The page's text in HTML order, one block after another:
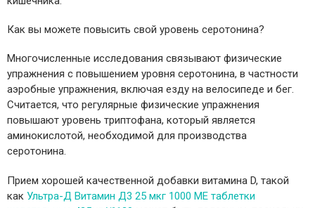
Как вы можете повысить свой уровень серотонина?
Многочисленные исследования связывают физические
упражнения с повышением уровня серотонина, в частности
аэробные упражнения, включая езду на велосипеде и бег.
Считается, что регулярные физические упражнения
повышают уровень триптофана, который является
аминокислотой, необходимой для производства
серотонина.
Прием хорошей качественной добавки витамина D, такой
как Ультра-Д Витамин Д3 25 мкг 1000 МЕ таблетки